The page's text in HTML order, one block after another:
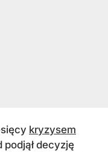
kryzysem
podjął decyzję